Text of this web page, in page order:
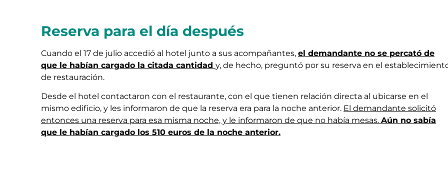
Reserva para el día después
Cuando el 17 de julio accedió al hotel junto a sus acompañantes, el demandante no se percató de
que le habían cargado la citada cantidad y, de hecho, preguntó por su reserva en el
de restauración.
Desde el hotel contactaron con el restaurante, con el que tienen relación directa al ubicarse en el
mismo edificio, y les informaron de que la reserva era para la noche anterior. El demandante solicitó
entonces una reserva para esa misma noche, y le informaron de que no había mesas. Aún no sabía
que le habían cargado los 510 euros de la noche anterior.